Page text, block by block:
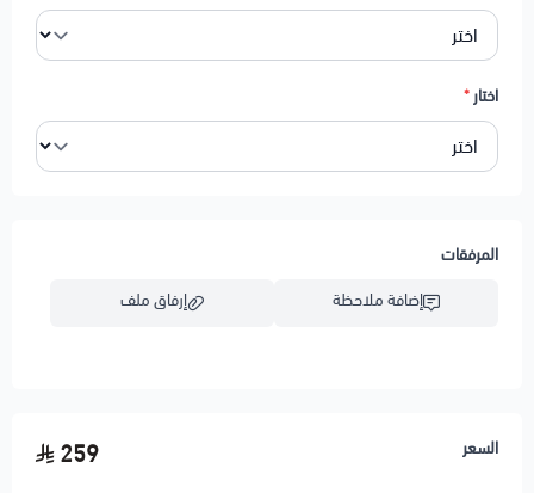
اختار*
المرفقات
إضافة ملاحظة
إرفاق ملف
السعر 259